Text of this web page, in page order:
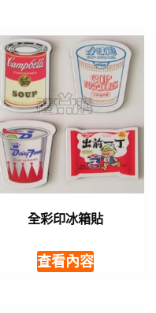
全彩印冰箱貼
查看內容